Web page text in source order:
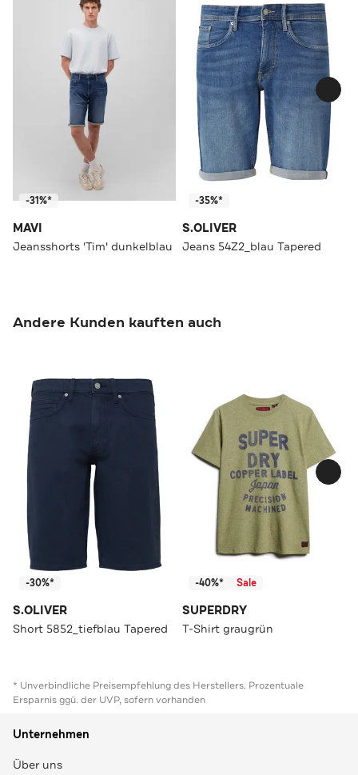
-31%*
MAVI
Jeansshorts 'Tim' dunkelblau
-35%*
S.OLIVER
Jeans 54Z2_blau Tapered
Andere Kunden kauften auch
-30%*
S.OLIVER
Short 5852_tiefblau Tapered
-40%* Sale
SUPERDRY
T-Shirt graugrün
* Unverbindliche Preisempfehlung des Herstellers. Prozentuale
Ersparnis ggü. der UVP, sofern vorhanden
Unternehmen
Über uns